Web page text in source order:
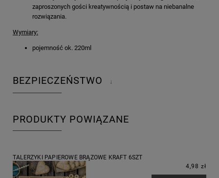
zaproszonych gości kreatywnością i postaw na niebanalne
rozwiązania.
Wymiary:
pojemność ok. 220ml
BEZPIECZEŃSTWO ↓
PRODUKTY POWIĄZANE
TALERZYKI PAPIEROWE BRĄZOWE KRAFT 6SZT
4,98 zł